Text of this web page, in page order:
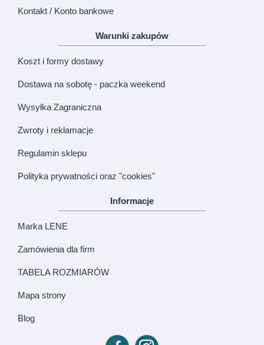
Kontakt / Konto bankowe
Warunki zakupów
Koszt i formy dostawy
Dostawa na sobotę - paczka weekend
Wysyłka Zagraniczna
Zwroty i reklamacje
Regulamin sklepu
Polityka prywatności oraz "cookies"
Informacje
Marka LENE
Zamówienia dla firm
TABELA ROZMIARÓW
Mapa strony
Blog